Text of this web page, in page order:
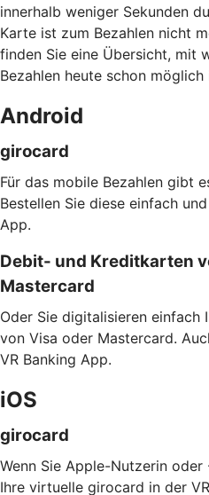
innerhalb weniger Sekunden
Karte ist zum Bezahlen nicht
finden Sie eine Übersicht, mit
Bezahlen heute schon möglich
Android
girocard
Für das mobile Bezahlen gibt
Bestellen Sie diese einfach
App.
Debit- und Kreditkarten
Mastercard
Oder Sie digitalisieren einfach
von Visa oder Mastercard.
VR Banking App.
iOS
girocard
Wenn Sie Apple-Nutzerin
Ihre virtuelle girocard in der